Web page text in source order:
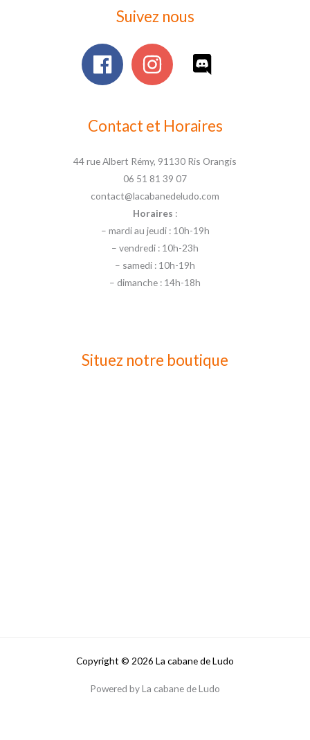
Suivez nous
Contact et Horaires
44 rue Albert Rémy, 91130 Ris Orangis
06 51 81 39 07
contact@lacabanedeludo.com
Horaires :
– mardi au jeudi : 10h-19h
– vendredi : 10h-23h
– samedi : 10h-19h
– dimanche : 14h-18h
Situez notre boutique
Copyright © 2026 La cabane de Ludo
Powered by La cabane de Ludo